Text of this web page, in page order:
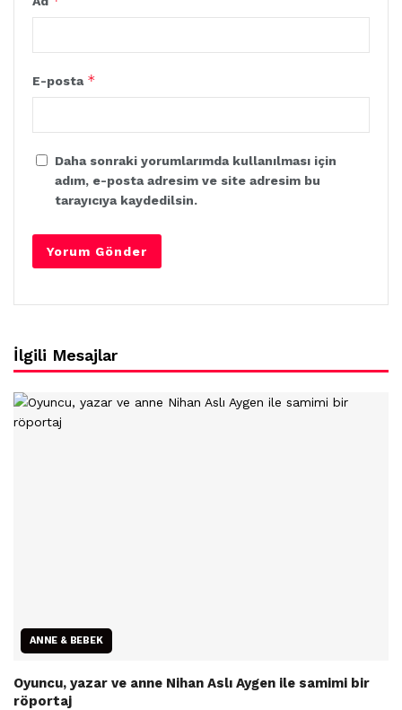
E-posta *
Daha sonraki yorumlarımda kullanılması için
adım, e-posta adresim ve site adresim bu
tarayıcıya kaydedilsin.
İlgili Mesajlar
ANNE & BEBEK
Oyuncu, yazar ve anne Nihan Aslı Aygen ile samimi bir
röportaj